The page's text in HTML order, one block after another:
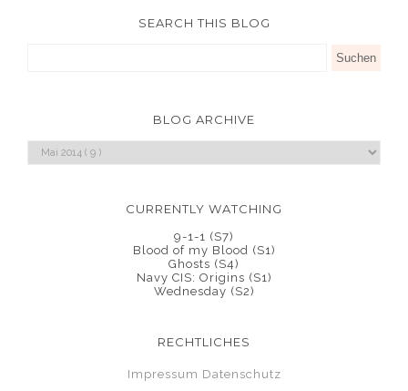
SEARCH THIS BLOG
BLOG ARCHIVE
CURRENTLY WATCHING
9-1-1 (S7)
Blood of my Blood (S1)
Ghosts (S4)
Navy CIS: Origins (S1)
Wednesday (S2)
RECHTLICHES
Impressum Datenschutz